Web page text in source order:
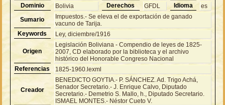
Dominio
Bolivia Derechos GFDL Idioma
es
Sumario
Impuestos.- Se eleva el de exportación de ganado
vacuno de Tarija.
Keywords
Ley, diciembre/1916
Origen
Legislación Boliviana - Compendio de leyes de 1825-
2007, CD elaborado por la biblioteca y el archivo
histórico del Honorable Congreso Nacional
Referencias
1825-1960.lexml
Creador
BENEDICTO GOYTIA.- P. SÁNCHEZ. Ad. Trigo Achá,
Senador Secretario.- J. Enrique Calvo, Diputado
Secretario.- Demetrio S. Mallo, h., Diputado Secretario.
ISMAEL MONTES.- Néstor Cueto V.